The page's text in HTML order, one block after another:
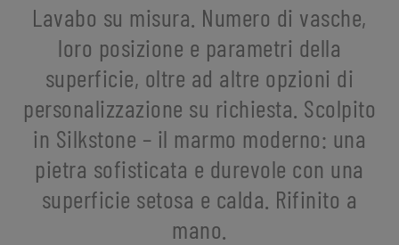
Lavabo su misura. Numero di vasche,
loro posizione e parametri della
superficie, oltre ad altre opzioni di
personalizzazione su richiesta. Scolpito
in Silkstone – il marmo moderno: una
pietra sofisticata e durevole con una
superficie setosa e calda. Rifinito a
mano.